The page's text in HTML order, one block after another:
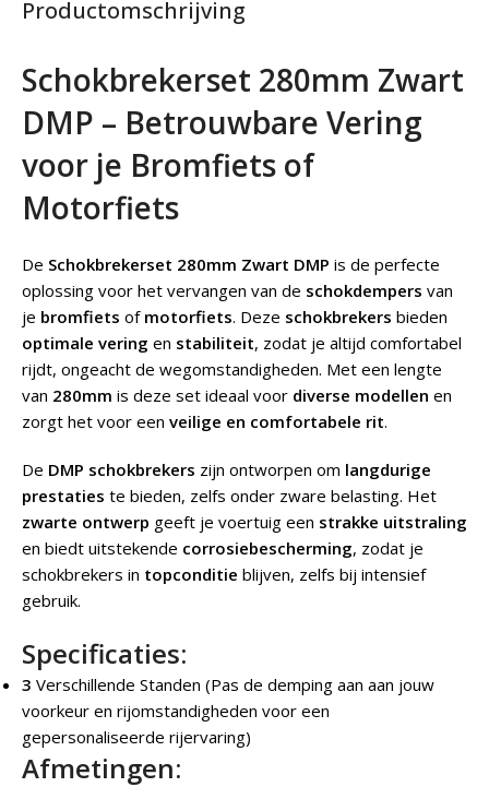
Productomschrijving
Schokbrekerset 280mm Zwart
DMP – Betrouwbare Vering
voor je Bromfiets of
Motorfiets
De Schokbrekerset 280mm Zwart DMP is de perfecte
oplossing voor het vervangen van de schokdempers van
je bromfiets of motorfiets. Deze schokbrekers bieden
optimale vering en stabiliteit, zodat je altijd comfortabel
rijdt, ongeacht de wegomstandigheden. Met een lengte
van 280mm is deze set ideaal voor diverse modellen en
zorgt het voor een veilige en comfortabele rit.
De DMP schokbrekers zijn ontworpen om langdurige
prestaties te bieden, zelfs onder zware belasting. Het
zwarte ontwerp geeft je voertuig een strakke uitstraling
en biedt uitstekende corrosiebescherming, zodat je
schokbrekers in topconditie blijven, zelfs bij intensief
gebruik.
Specificaties:
3 Verschillende Standen (Pas de demping aan aan jouw
voorkeur en rijomstandigheden voor een
gepersonaliseerde rijervaring)
Afmetingen: